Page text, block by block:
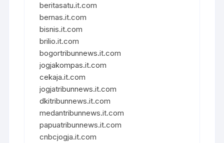
beritasatu.it.com
bernas.it.com
bisnis.it.com
brilio.it.com
bogortribunnews.it.com
jogjakompas.it.com
cekaja.it.com
jogjatribunnews.it.com
dkitribunnews.it.com
medantribunnews.it.com
papuatribunnews.it.com
cnbcjogja.it.com